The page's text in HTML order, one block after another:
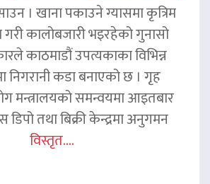
। खाना पकाउने ग्यासमा कृत्रिम
गरी कालोबजारी भइरहेको गुनासो
काठमाडौं उपत्यकाका विभिन्न
निगरानी कडा बनाएको छ । गृह
मन्त्रालयको समन्वयमा आइतबार
डिपो तथा बिक्री केन्द्रमा अनुगमन
विस्तृत....